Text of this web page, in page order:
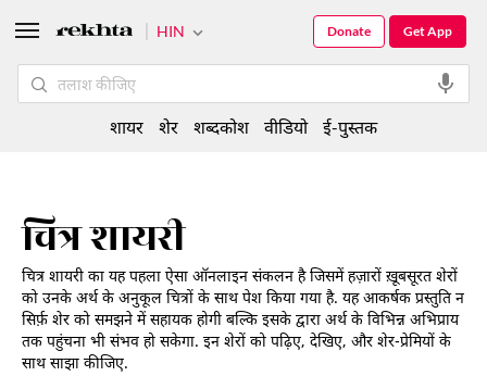
चित्र शायरी
चित्र शायरी का यह पहला ऐसा ऑनलाइन संकलन है जिसमें हज़ारों ख़ूबसूरत शेरों
को उनके अर्थ के अनुकूल चित्रों के साथ पेश किया गया है. यह आकर्षक प्रस्तुति न
सिर्फ़ शेर को समझने में सहायक होगी बल्कि इसके द्वारा अर्थ के विभिन्न अभिप्राय
तक पहुंचना भी संभव हो सकेगा. इन शेरों को पढ़िए, देखिए, और शेर-प्रेमियों के
साथ साझा कीजिए.
HIN Get App
Donate
शायर शेर शब्दकोश वीडियो ई-पुस्तक